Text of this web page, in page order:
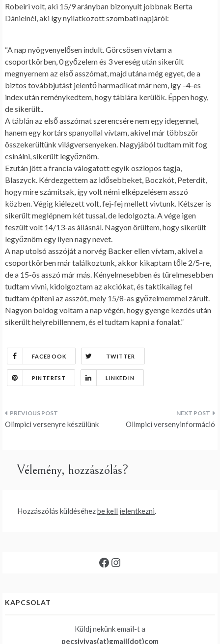
Robeiri volt, aki 15/9 arányban bizonyult jobbnak Berta
Dánielnél, aki így nyilatkozott szombati napjáról:
“A nap nyögvenyelősen indult. Görcsösen vívtam a
csoportkörben, 0 győzelem és 3 vereség után sikerült
megnyernem az első asszómat, majd utána még egyet, de a
biztos továbbjutást jelentő harmadikat már nem, igy –4-es
index után reménykedtem, hogy táblára kerülök. Éppen hogy,
de sikerült..
A táblán az első asszómat szerencsére nem egy idegennel,
hanem egy kortárs spanyollal vívtam, akivel már többször
összekerültünk világversenyeken. Nagyjából tudtam mit fog
csinálni, sikerült legyőznöm.
Ezután jött a francia válogatott egyik oszlopos tagja,
Blaszyck. Kérdezgettem az idősebbeket, Boczkót, Peterdit,
hogy mire számitsak, így volt némi elképzelésem asszó
közben. Végig kiélezett volt, fej-fej mellett vivtunk. Kétszer is
sikerült meglépnem két tussal, de ledolgozta. A vége igen
feszült volt 14/13-as állásnál. Nagyon örültem, hogy sikerült
legyőznöm egy ilyen nagy nevet.
A nap utolsó asszóját a norvég Backer ellen vívtam, akivel a
csoportkörben már találkoztunk, akkor kikaptam tőle 2/5-re,
de a 15-ös asszó már más. Kényelmesebben és türelmesebben
tudtam vivni, kidolgoztam az akciókat, és taktikailag fel
tudtam épiteni az asszót, mely 15/8-as győzelmemmel zárult.
Nagyon boldog voltam a nap végén, hogy gyenge kezdés után
sikerült helyrebillennem, és el tudtam kapni a fonalat.”
FACEBOOK TWITTER
PINTEREST LINKEDIN
Bejegyzés
Olimpici versenyre készülünk Olimpici versenyinformáció
Vélemény, hozzászólás?
Hozzászólás küldéséhezbe kell jelentkezni.
Facebook
Instagram
KAPCSOLAT
Küldj nekünk email-t a
pecsivivas(at)gmail(dot)com